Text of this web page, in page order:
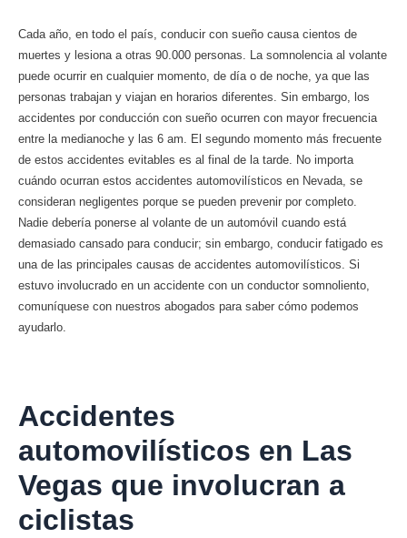
Cada año, en todo el país, conducir con sueño causa cientos de
muertes y lesiona a otras 90.000 personas. La somnolencia al volante
puede ocurrir en cualquier momento, de día o de noche, ya que las
personas trabajan y viajan en horarios diferentes. Sin embargo, los
accidentes por conducción con sueño ocurren con mayor frecuencia
entre la medianoche y las 6 am. El segundo momento más frecuente
de estos accidentes evitables es al final de la tarde. No importa
cuándo ocurran estos accidentes automovilísticos en Nevada, se
consideran negligentes porque se pueden prevenir por completo.
Nadie debería ponerse al volante de un automóvil cuando está
demasiado cansado para conducir; sin embargo, conducir fatigado es
una de las principales causas de accidentes automovilísticos. Si
estuvo involucrado en un accidente con un conductor somnoliento,
comuníquese con nuestros abogados para saber cómo podemos
ayudarlo.
Accidentes
automovilísticos en Las
Vegas que involucran a
ciclistas